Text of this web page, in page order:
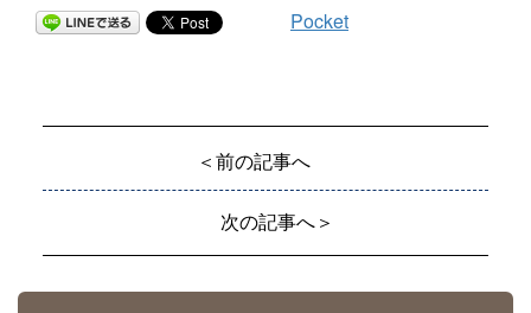
Pocket
＜前の記事へ
次の記事へ＞